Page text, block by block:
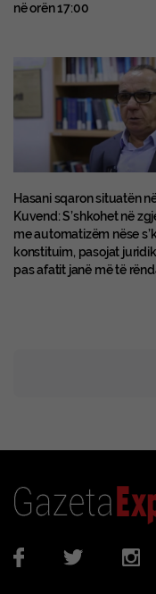
në orën 17:00
Hasani sqaron situatën
Kuvend: S’shkohet në
me automatizëm nëse
konstituim, pasojat
pas afatit janë më të